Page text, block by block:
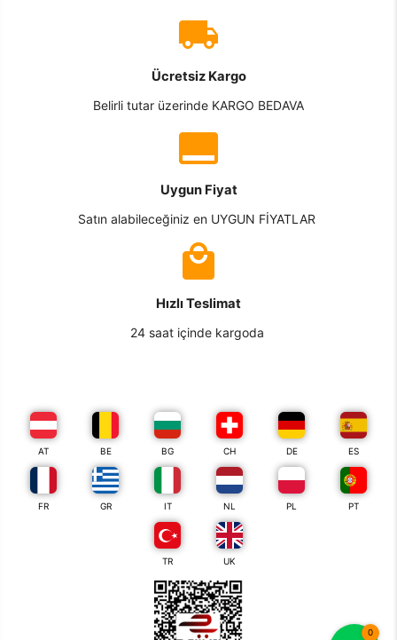
0
Ücretsiz Kargo
Belirli tutar üzerinde KARGO BEDAVA
Uygun Fiyat
Satın alabileceğiniz en UYGUN FİYATLAR
Hızlı Teslimat
24 saat içinde kargoda
AT BE BG CH DE ES
FR GR IT NL PL PT
TR UK